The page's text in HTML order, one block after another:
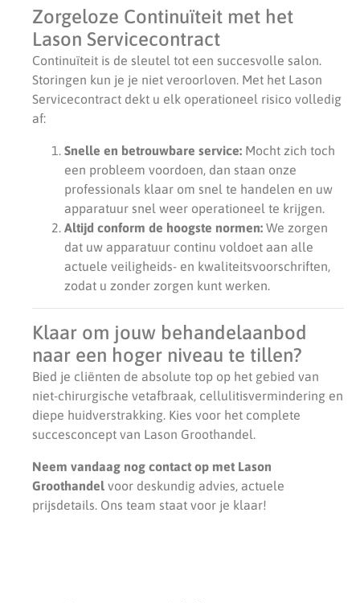
Zorgeloze Continuïteit met het
Lason Servicecontract
Continuïteit is de sleutel tot een succesvolle salon.
Storingen kun je je niet veroorloven. Met het Lason
Servicecontract dekt u elk operationeel risico volledig
af:
Snelle en betrouwbare service: Mocht zich toch
een probleem voordoen, dan staan onze
professionals klaar om snel te handelen en uw
apparatuur snel weer operationeel te krijgen.
Altijd conform de hoogste normen: We zorgen
dat uw apparatuur continu voldoet aan alle
actuele veiligheids- en kwaliteitsvoorschriften,
zodat u zonder zorgen kunt werken.
Klaar om jouw behandelaanbod
naar een hoger niveau te tillen?
Bied je cliënten de absolute top op het gebied van
niet-chirurgische vetafbraak, cellulitisvermindering en
diepe huidverstrakking. Kies voor het complete
succesconcept van Lason Groothandel.
Neem vandaag nog contact op met Lason
Groothandel voor deskundig advies, actuele
prijsdetails. Ons team staat voor je klaar!